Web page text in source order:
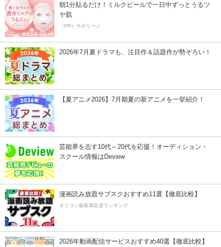
朝1分貼るだけ！ミルクピールで一日中ずっとうるツ
ヤ肌
（PR）サボリーノ
2026年7月夏ドラマも、注目作＆話題作が勢ぞろい！
【夏アニメ2026】7月期夏の新アニメを一挙紹介！
芸能界を志す10代～20代を応援！オーディション・
スクール情報はDeview
漫画読み放題サブスクおすすめ11選【徹底比較】
オリコン顧客満足度ランキング
2026年動画配信サービスおすすめ40選【徹底比較】